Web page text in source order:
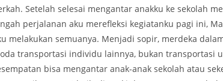
Setelah selesai mengantar anakku ke sekolah
perjalanan aku merefleksi kegiatanku pagi ini,
melakukan semuanya. Menjadi sopir, merdeka
transportasi individu lainnya, bukan transportasi
bisa mengantar anak-anak sekolah atau